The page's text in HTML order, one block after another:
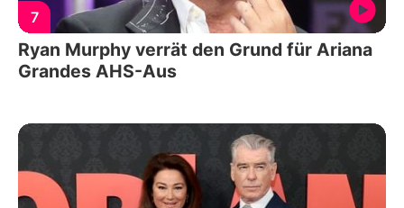
7
Ryan Murphy verrät den Grund für Ariana
Grandes AHS-Aus